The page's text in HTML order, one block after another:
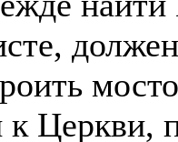
Церкви,